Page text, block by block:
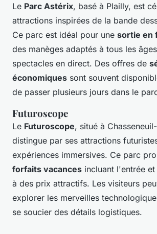
Le Parc Astérix, basé à Plailly, est
attractions inspirées de la bande
Ce parc est idéal pour une sortie en
des manèges adaptés à tous les
spectacles en direct. Des offres de
économiques sont souvent
de passer plusieurs jours dans le
Futuroscope
Le Futuroscope, situé à
distingue par ses attractions
expériences immersives. Ce parc
forfaits vacances incluant l'entrée
à des prix attractifs. Les visiteurs
explorer les merveilles
se soucier des détails logistiques.